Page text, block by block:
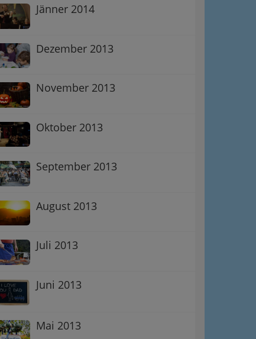
Jänner 2014
Dezember 2013
November 2013
Oktober 2013
September 2013
August 2013
Juli 2013
Juni 2013
Mai 2013